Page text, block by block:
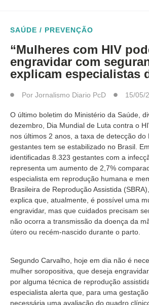
SAÚDE / PREVENÇÃO
“Mulheres com HIV
engravidar com
explicam especialistas
Por Jornalismo Diario PcD 15/05/
O último boletim do Ministério da Saúde,
dezembro, Dia Mundial de Luta contra o
nos últimos 2 anos, a taxa de detecção do
gestantes tem se estabilizado no Brasil.
identificadas 8.323 gestantes com a
representa um aumento de 2,7%
especialista em reprodução humana e
Brasileira de Reprodução Assistida
explica que, atualmente, é possível uma
engravidar, mas que cuidados precisam
não ocorra a transmissão da doença da
útero ou recém-nascido durante o parto.
Segundo Carvalho, hoje em dia não é
mulher soropositiva, que deseja
por alguma técnica de reprodução
especialista alerta que, para uma
necessária uma avaliação do quadro